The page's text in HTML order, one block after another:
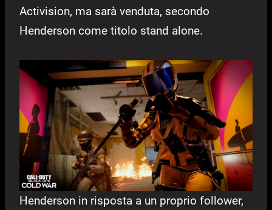
Activision, ma sarà venduta, secondo
Henderson come titolo stand alone.
Henderson in risposta a un proprio follower,